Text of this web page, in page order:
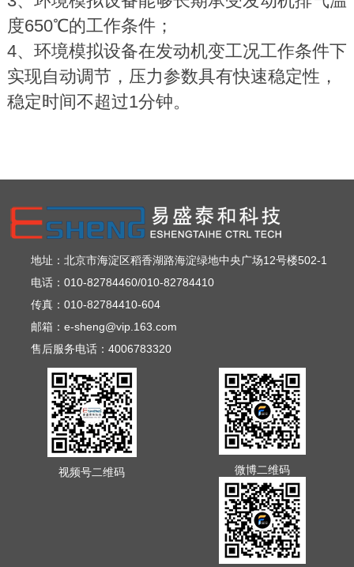
度650℃的工作条件；
4、环境模拟设备在发动机变工况工作条件下
实现自动调节，压力参数具有快速稳定性，
稳定时间不超过1分钟。
地址：北京市海淀区稻香湖路海淀绿地中央广场12号楼502-1
电话：010-82784460/010-82784410
传真：010-82784410-604
邮箱：e-sheng@vip.163.com
售后服务电话：4006783320
视频号二维码 微博二维码